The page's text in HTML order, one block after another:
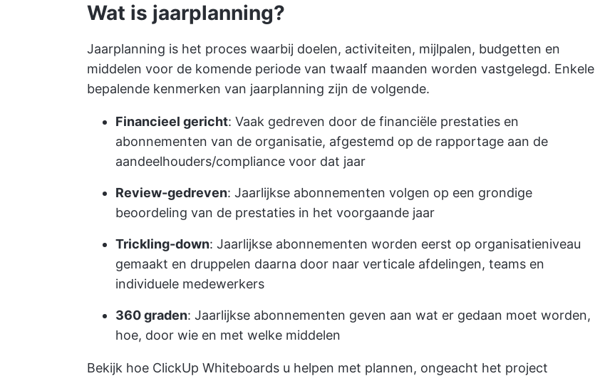
Wat is jaarplanning?
Jaarplanning is het proces waarbij doelen, activiteiten, mijlpalen, budgetten en
middelen voor de komende periode van twaalf maanden worden vastgelegd. Enkele
bepalende kenmerken van jaarplanning zijn de volgende.
Financieel gericht: Vaak gedreven door de financiële prestaties en
abonnementen van de organisatie, afgestemd op de rapportage aan de
aandeelhouders/compliance voor dat jaar
Review-gedreven: Jaarlijkse abonnementen volgen op een grondige
beoordeling van de prestaties in het voorgaande jaar
Trickling-down: Jaarlijkse abonnementen worden eerst op organisatieniveau
gemaakt en druppelen daarna door naar verticale afdelingen, teams en
individuele medewerkers
360 graden: Jaarlijkse abonnementen geven aan wat er gedaan moet worden,
hoe, door wie en met welke middelen
Bekijk hoe ClickUp Whiteboards u helpen met plannen, ongeacht het project